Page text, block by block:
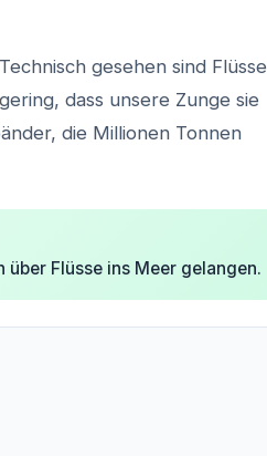
gesehen sind Flüsse
dass unsere Zunge sie
die Millionen Tonnen
über Flüsse ins Meer gelangen.